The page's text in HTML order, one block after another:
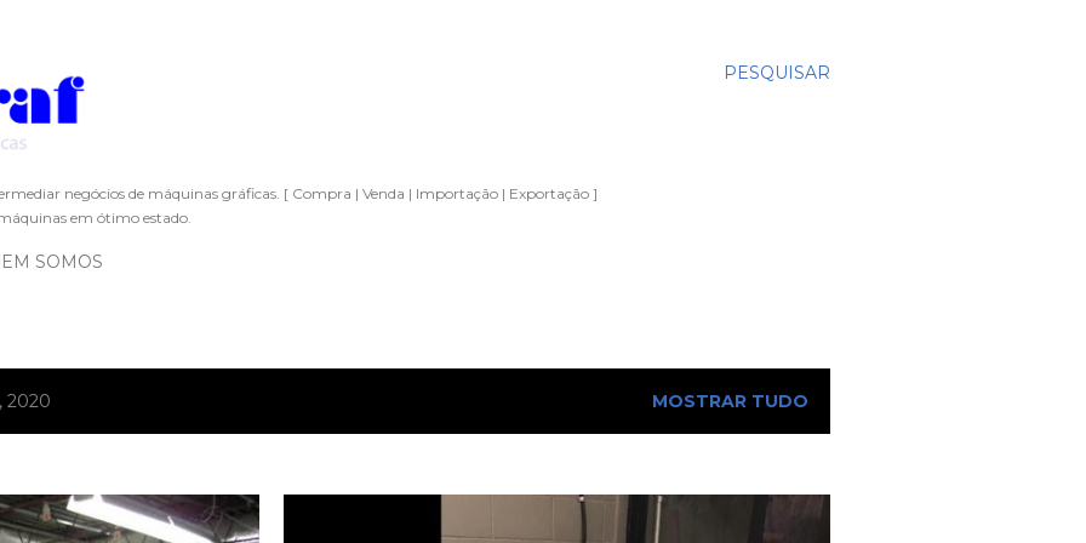
PESQUISAR
negócios de máquinas gráficas. [ Compra | Venda | Importação | Exportação ]
em ótimo estado.
SOMOS
2020 MOSTRAR TUDO